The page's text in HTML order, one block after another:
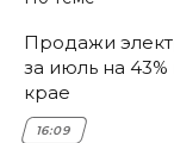
Продажи
за июль на
крае
16:09